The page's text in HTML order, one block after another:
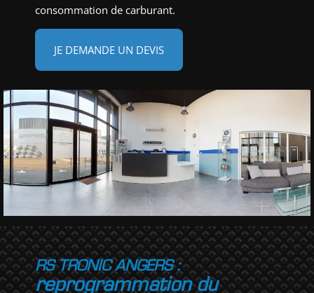
consommation de carburant.
JE DEMANDE UN DEVIS
RS TRONIC ANGERS :
reprogrammation du